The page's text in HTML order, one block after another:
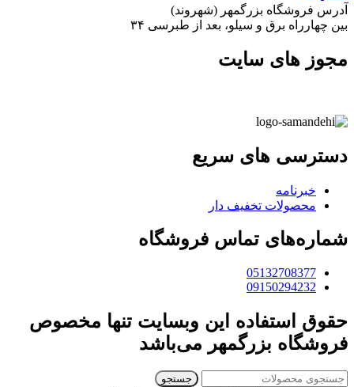
آدرس فروشگاه بزرگمهر (شهروند)
بین چهارراه برق و سیلو، بعد از طبرسی ۳۴
مجوز های سایت
دسترسی های سریع
خبرنامه
محصولات تخفیف دار
شماره‌های تماس فروشگاه
05132708377
09150294232
حقوق استفاده این وبسایت تنها مخصوص
فروشگاه بزرگمهر می‌باشد
جستجو